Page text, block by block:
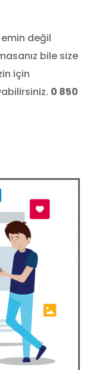
değil
bile size
için
0 850